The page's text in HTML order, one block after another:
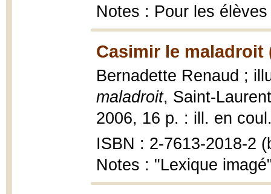
Notes : Pour les
Casimir le maladroit
Bernadette Renaud ;
maladroit, Saint-
2006, 16 p. : ill. en
ISBN : 2-7613-2018-2
Notes : "Lexique